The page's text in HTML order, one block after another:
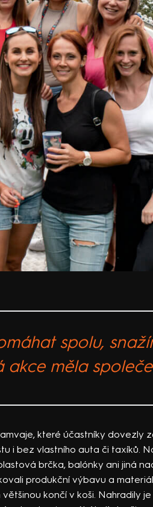
spolu,
akce měla
které účastníky dovezly
i bez vlastního auta či taxíků.
brčka, balónky ani jiná
produkční výbavu a
končí v koši. Nahradily